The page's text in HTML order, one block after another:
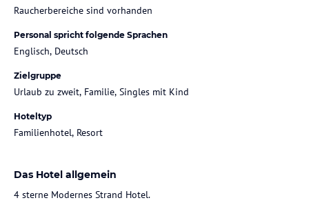
Raucherbereiche sind vorhanden
Personal spricht folgende Sprachen
Englisch, Deutsch
Zielgruppe
Urlaub zu zweit, Familie, Singles mit Kind
Hoteltyp
Familienhotel, Resort
Das Hotel allgemein
4 sterne Modernes Strand Hotel.